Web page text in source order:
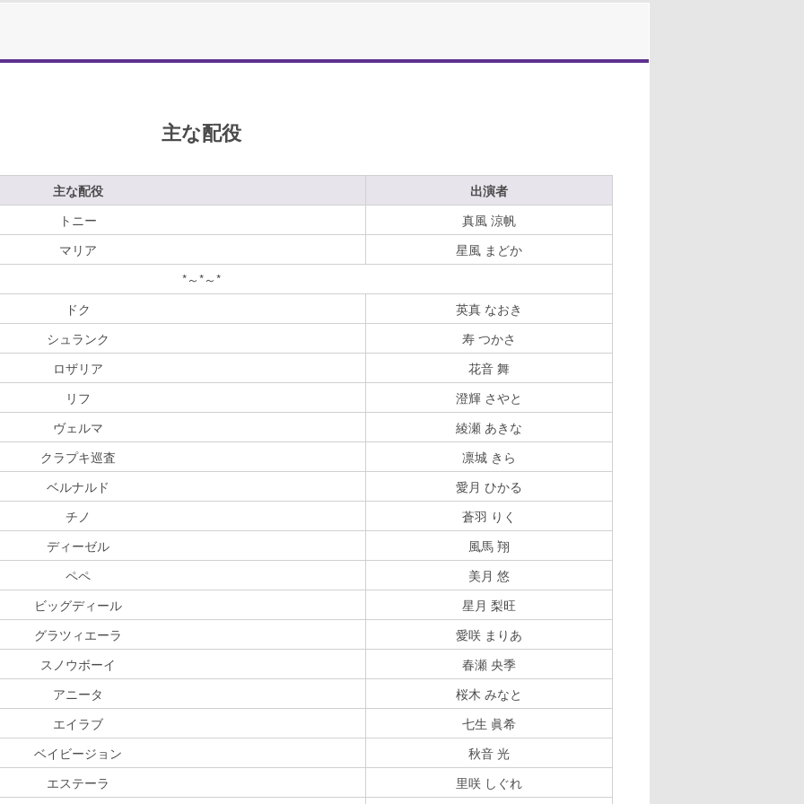
主な配役
主な配役
出演者
トニー
真風 涼帆
マリア
星風 まどか
*～*～*
ドク
英真 なおき
シュランク
寿 つかさ
ロザリア
花音 舞
リフ
澄輝 さやと
ヴェルマ
綾瀬 あきな
クラプキ巡査
凛城 きら
ベルナルド
愛月 ひかる
チノ
蒼羽 りく
ディーゼル
風馬 翔
ペペ
美月 悠
ビッグディール
星月 梨旺
グラツィエーラ
愛咲 まりあ
スノウボーイ
春瀬 央季
アニータ
桜木 みなと
エイラブ
七生 眞希
ベイビージョン
秋音 光
エステーラ
里咲 しぐれ